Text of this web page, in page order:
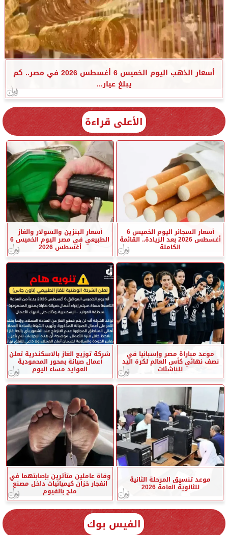
أسعار الذهب اليوم الخميس 6 أغسطس 2026 في مصر.. كم
يبلغ عيار...
الأعلى قراءة
أسعار السجائر اليوم الخميس 6
أغسطس 2026 بعد الزيادة.. القائمة
الكاملة
أسعار البنزين والسولار والغاز
الطبيعي في مصر اليوم الخميس 6
أغسطس 2026
موعد مباراة مصر وإسبانيا في
نصف نهائي كأس العالم لكرة اليد
للناشئات
شركة توزيع الغاز بالاسكندرية تعلن
أعمال صيانة بمحور المحمودية
العوايد مساء اليوم
موعد تنسيق المرحلة الثانية
للثانوية العامة 2026
وفاة عاملين متأثرين بإصابتهما في
انفجار خزان كيميائيات داخل مصنع
ملح بالفيوم
الفيس بوك